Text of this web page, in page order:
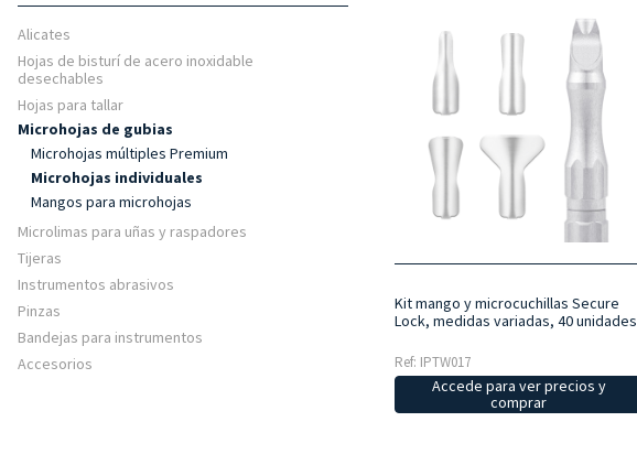
Alicates
Hojas de bisturí de acero inoxidable
desechables
Hojas para tallar
Microhojas de gubias
Microhojas múltiples Premium
Microhojas individuales
Mangos para microhojas
Microlimas para uñas y raspadores
Tijeras
Instrumentos abrasivos
Pinzas
Bandejas para instrumentos
Accesorios
Kit mango y microcuchillas Secure
Lock, medidas variadas, 40 unidades
Ref: IPTW017
Accede para ver precios y
comprar